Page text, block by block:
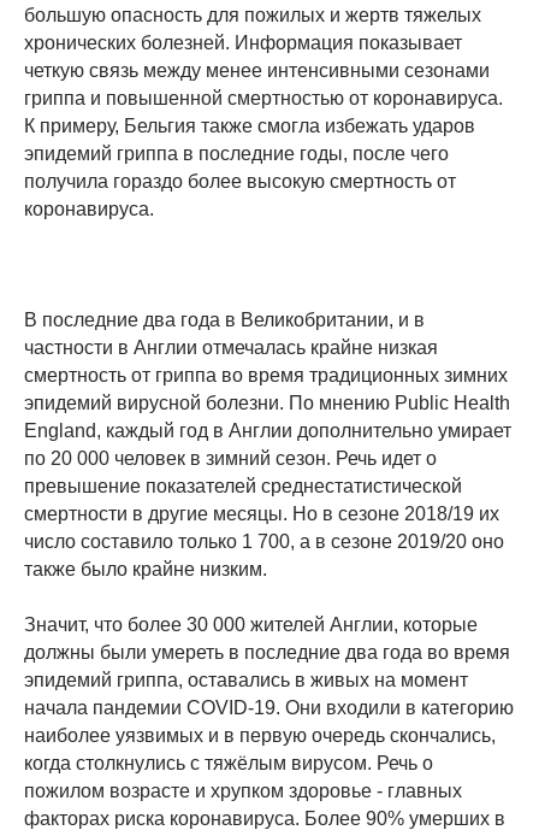
большую опасность для пожилых и жертв тяжелых
хронических болезней. Информация показывает
четкую связь между менее интенсивными сезонами
гриппа и повышенной смертностью от коронавируса.
К примеру, Бельгия также смогла избежать ударов
эпидемий гриппа в последние годы, после чего
получила гораздо более высокую смертность от
коронавируса.
В последние два года в Великобритании, и в
частности в Англии отмечалась крайне низкая
смертность от гриппа во время традиционных зимних
эпидемий вирусной болезни. По мнению Public Health
England, каждый год в Англии дополнительно умирает
по 20 000 человек в зимний сезон. Речь идет о
превышение показателей среднестатистической
смертности в другие месяцы. Но в сезоне 2018/19 их
число составило только 1 700, а в сезоне 2019/20 оно
также было крайне низким.
Значит, что более 30 000 жителей Англии, которые
должны были умереть в последние два года во время
эпидемий гриппа, оставались в живых на момент
начала пандемии COVID-19. Они входили в категорию
наиболее уязвимых и в первую очередь скончались,
когда столкнулись с тяжёлым вирусом. Речь о
пожилом возрасте и хрупком здоровье - главных
факторах риска коронавируса. Более 90% умерших в